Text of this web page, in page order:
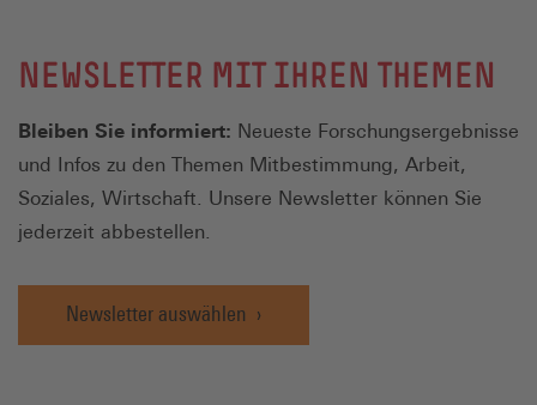
NEWSLETTER MIT IHREN THEMEN
Bleiben Sie informiert: Neueste Forschungsergebnisse
und Infos zu den Themen Mitbestimmung, Arbeit,
Soziales, Wirtschaft. Unsere Newsletter können Sie
jederzeit abbestellen.
Newsletter auswählen